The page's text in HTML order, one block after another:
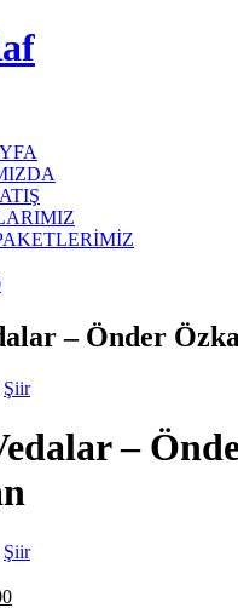
– Önder
Şiir
–
Şiir
Şu